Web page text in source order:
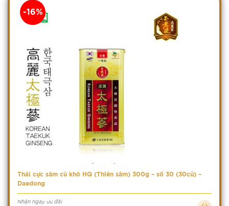
Thái cực sâm củ khô HQ (Thiên sâm) 300g – số 30 (30củ) –
Daedong
Nhận ngay ưu đãi
-16%